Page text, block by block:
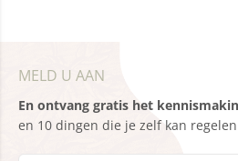
MELD U AAN
En ontvang gratis het
en 10 dingen die je zelf kan